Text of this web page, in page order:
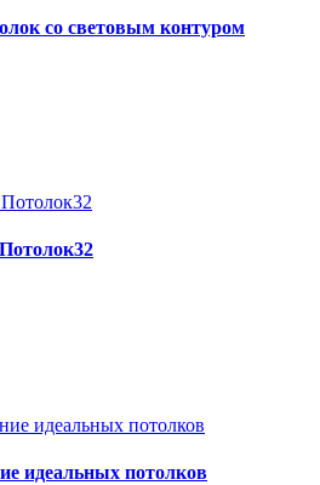
со световым контуром
идеальных потолков